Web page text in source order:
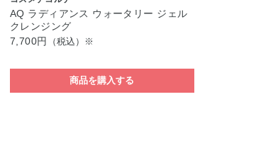
AQ ラディアンス ウォータリー ジェル
クレンジング
7,700円
（税込）※
商品を購入する